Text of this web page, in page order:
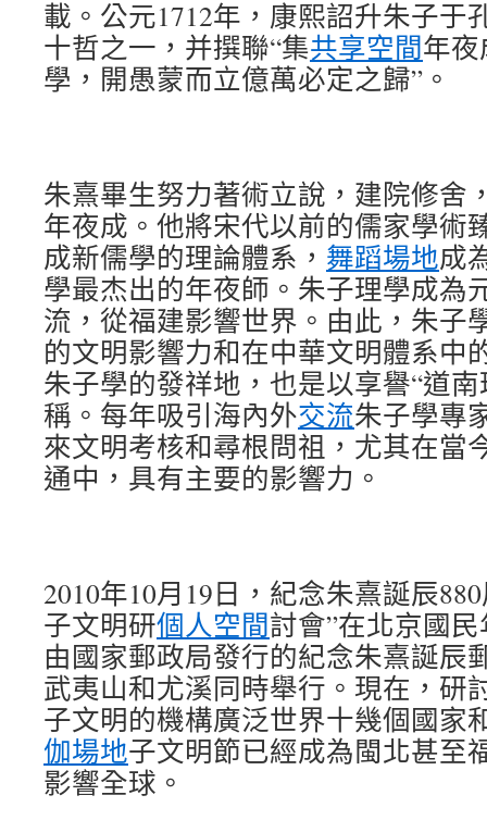
載。公元1712年，康熙詔升朱子于
十哲之一，并撰聯“集共享空間年
學，開愚蒙而立億萬必定之歸”。
朱熹畢生努力著術立說，建院修舍
年夜成。他將宋代以前的儒家學術
成新儒學的理論體系， 舞蹈場地成
學最杰出的年夜師。朱子理學成為
流，從福建影響世界。由此，朱子
的文明影響力和在中華文明體系中
朱子學的發祥地，也是以享譽“道南
稱。每年吸引海內外交流朱子學專
來文明考核和尋根問祖，尤其在當
通中，具有主要的影響力。
2010年10月19日，紀念朱熹誕辰
子文明研個人空間討會”在北京國
由國家郵政局發行的紀念朱熹誕辰
武夷山和尤溪同時舉行。現在，研
子文明的機構廣泛世界十幾個國家
伽場地子文明節已經成為閩北甚至
影響全球。